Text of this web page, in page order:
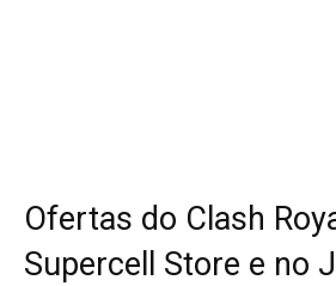
Ofertas do Clash
Supercell Store e no